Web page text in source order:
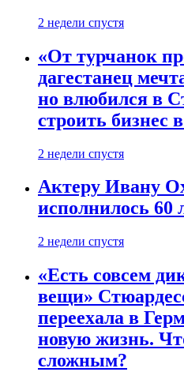
2 недели спустя
«От турчанок
дагестанец
но влюбился в
строить бизнес
2 недели спустя
Актеру Ивану
исполнилось 60
2 недели спустя
«Есть совсем
вещи»
переехала в
новую жизнь.
сложным?